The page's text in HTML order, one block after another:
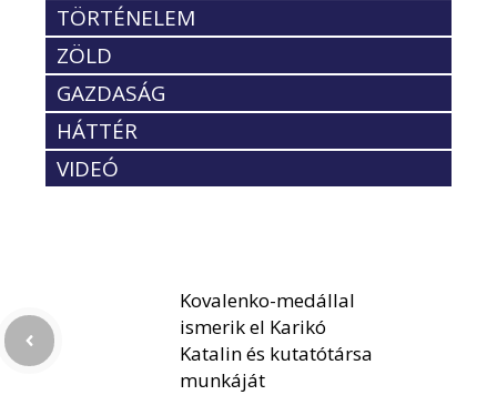
TÖRTÉNELEM
ZÖLD
GAZDASÁG
HÁTTÉR
VIDEÓ
Kovalenko-medállal
ismerik el Karikó
Katalin és kutatótársa
munkáját